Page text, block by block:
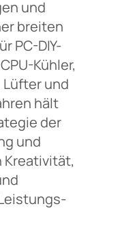
und
breiten
PC-DIY-
Kühler,
und
hält
der
und
Kreativität,